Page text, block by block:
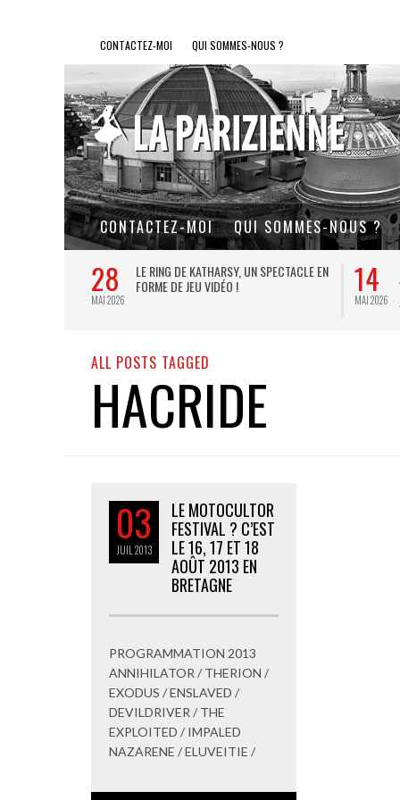
CONTACTEZ-MOI QUI SOMMES-NOUS ?
CONTACTEZ-MOI QUI SOMMES-NOUS ?
28
MAI 2026
LE RING DE KATHARSY, UN SPECTACLE EN
FORME DE JEU VIDÉO !
14
MAI 2026
ALL POSTS TAGGED
HACRIDE
03
JUIL 2013
LE MOTOCULTOR
FESTIVAL ? C’EST
LE 16, 17 ET 18
AOÛT 2013 EN
BRETAGNE
PROGRAMMATION 2013
ANNIHILATOR / THERION /
EXODUS / ENSLAVED /
DEVILDRIVER / THE
EXPLOITED / IMPALED
NAZARENE / ELUVEITIE /